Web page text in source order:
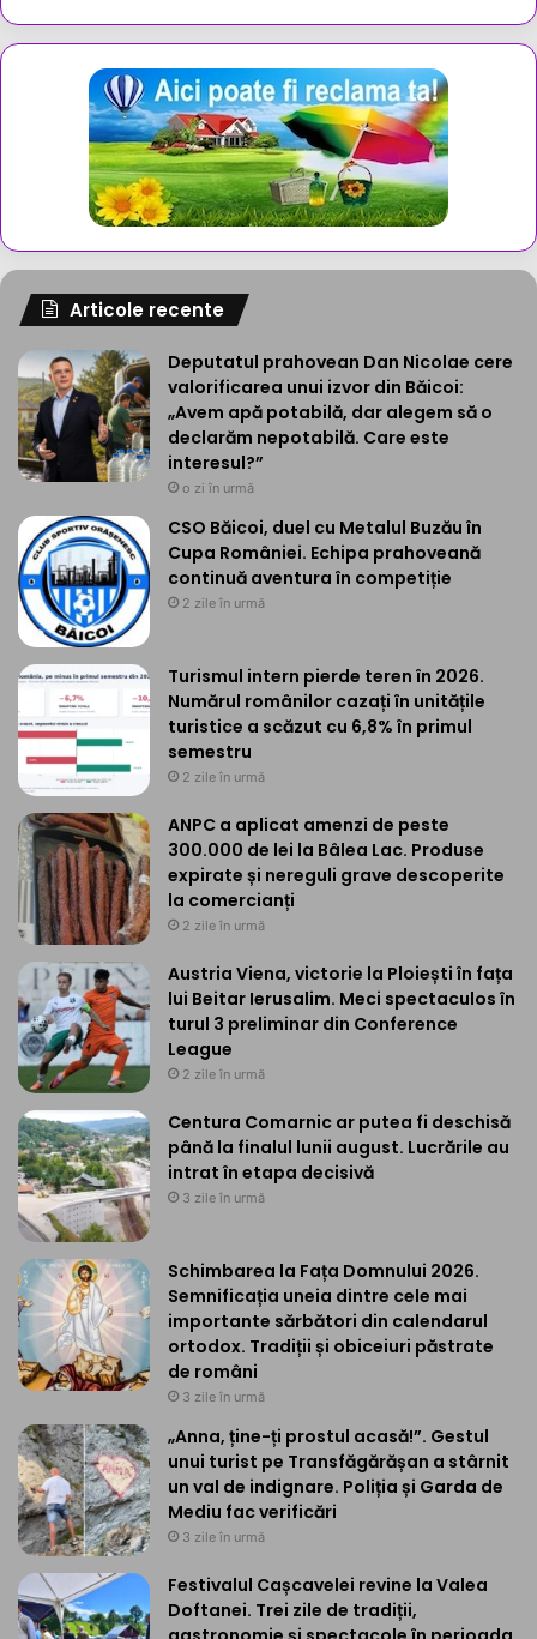
Articole recente
Deputatul prahovean Dan Nicolae cere
valorificarea unui izvor din Băicoi:
„Avem apă potabilă, dar alegem să o
declarăm nepotabilă. Care este
interesul?”
o zi în urmă
CSO Băicoi, duel cu Metalul Buzău în
Cupa României. Echipa prahoveană
continuă aventura în competiție
2 zile în urmă
Turismul intern pierde teren în 2026.
Numărul românilor cazați în unitățile
turistice a scăzut cu 6,8% în primul
semestru
2 zile în urmă
ANPC a aplicat amenzi de peste
300.000 de lei la Bâlea Lac. Produse
expirate și nereguli grave descoperite
la comercianți
2 zile în urmă
Austria Viena, victorie la Ploiești în fața
lui Beitar Ierusalim. Meci spectaculos în
turul 3 preliminar din Conference
League
2 zile în urmă
Centura Comarnic ar putea fi deschisă
până la finalul lunii august. Lucrările au
intrat în etapa decisivă
3 zile în urmă
Schimbarea la Fața Domnului 2026.
Semnificația uneia dintre cele mai
importante sărbători din calendarul
ortodox. Tradiții și obiceiuri păstrate
de români
3 zile în urmă
„Anna, ține-ți prostul acasă!”. Gestul
unui turist pe Transfăgărășan a stârnit
un val de indignare. Poliția și Garda de
Mediu fac verificări
3 zile în urmă
Festivalul Cașcavelei revine la Valea
Doftanei. Trei zile de tradiții,